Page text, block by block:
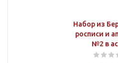
Набор из
росписи и
№2 в